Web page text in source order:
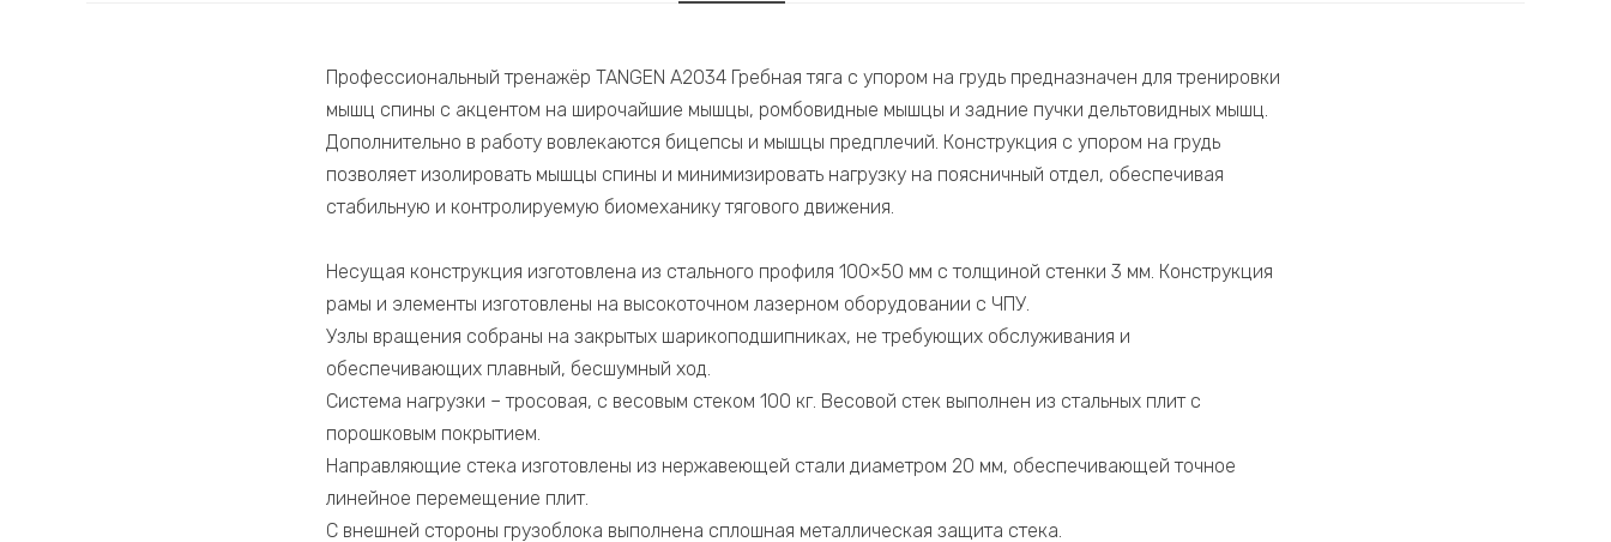
Профессиональный тренажёр TANGEN A2034 Гребная тяга с упором на грудь предназначен для тренировки
мышц спины с акцентом на широчайшие мышцы, ромбовидные мышцы и задние пучки дельтовидных мышц.
Дополнительно в работу вовлекаются бицепсы и мышцы предплечий. Конструкция с упором на грудь
позволяет изолировать мышцы спины и минимизировать нагрузку на поясничный отдел, обеспечивая
стабильную и контролируемую биомеханику тягового движения.
Несущая конструкция изготовлена из стального профиля 100×50 мм с толщиной стенки 3 мм. Конструкция
рамы и элементы изготовлены на высокоточном лазерном оборудовании с ЧПУ.
Узлы вращения собраны на закрытых шарикоподшипниках, не требующих обслуживания и
обеспечивающих плавный, бесшумный ход.
Система нагрузки – тросовая, с весовым стеком 100 кг. Весовой стек выполнен из стальных плит с
порошковым покрытием.
Направляющие стека изготовлены из нержавеющей стали диаметром 20 мм, обеспечивающей точное
линейное перемещение плит.
С внешней стороны грузоблока выполнена сплошная металлическая защита стека.